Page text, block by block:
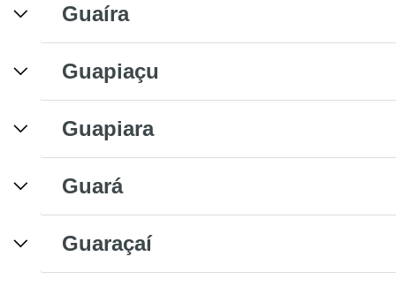
Guaíra
Guapiaçu
Guapiara
Guará
Guaraçaí